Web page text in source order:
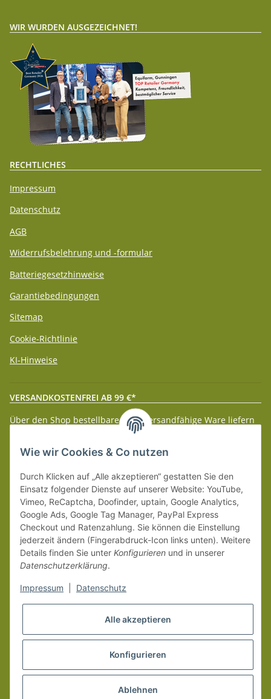
WIR WURDEN AUSGEZEICHNET!
RECHTLICHES
Impressum
Datenschutz
AGB
Widerrufsbelehrung und -formular
Batteriegesetzhinweise
Garantiebedingungen
Sitemap
Cookie-Richtlinie
KI-Hinweise
VERSANDKOSTENFREI AB 99 €*
Über den Shop bestellbare paketversandfähige Ware liefern
wir innerhalb Deutschland (Festland) ab 99 € * Warenwert
versandkostenfrei.
Weitere Versanddetails entnehmen Sie bitte unserenLiefer-
und Zahlungsbedingungen.
Vertrag widerrufen
* Alle Preise inkl. gesetzlicher MwSt.
Wie wir Cookies & Co nutzen
Durch Klicken auf „Alle akzeptieren“ gestatten Sie den
Einsatz folgender Dienste auf unserer Website: YouTube,
Vimeo, ReCaptcha, Doofinder, uptain, Google Analytics,
Google Ads, Google Tag Manager, PayPal Express
Checkout und Ratenzahlung. Sie können die Einstellung
jederzeit ändern (Fingerabdruck-Icon links unten). Weitere
Details finden Sie unter Konfigurieren und in unserer
Datenschutzerklärung.
Impressum Datenschutz
Alle akzeptieren
Konfigurieren
Ablehnen